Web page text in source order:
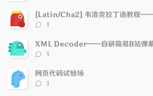
数：
评
数：
1
评
数：
1
网页代码试验场
评1